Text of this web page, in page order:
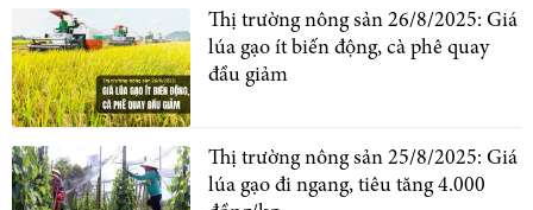
Thị trường nông sản 26/8/2025: Giá
lúa gạo ít biến động, cà phê quay
đầu giảm
Thị trường nông sản 25/8/2025: Giá
lúa gạo đi ngang, tiêu tăng 4.000